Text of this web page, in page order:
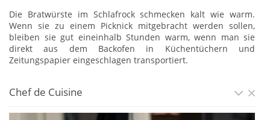
Die Bratwürste im Schlafrock schmecken kalt wie warm.
Wenn sie zu einem Picknick mitgebracht werden sollen,
bleiben sie gut eineinhalb Stunden warm, wenn man sie
direkt aus dem Backofen in Küchentüchern und
Zeitungspapier eingeschlagen transportiert.
Chef de Cuisine